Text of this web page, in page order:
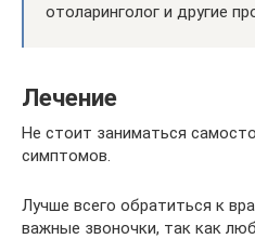
отоларинголог и другие
Лечение
Не стоит заниматься
симптомов.
Лучше всего обратиться к
важные звоночки, так как